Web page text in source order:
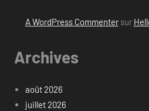
A WordPress Commentersur
Archives
août 2026
juillet 2026